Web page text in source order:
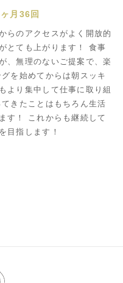
月36回
らのアクセスがよく開放的
とても上がります！ 食事
、無理のないご提案で、楽
を始めてからは朝スッキ
より集中して仕事に取り組
きたことはもちろん生活
す！ これからも継続して
目指します！